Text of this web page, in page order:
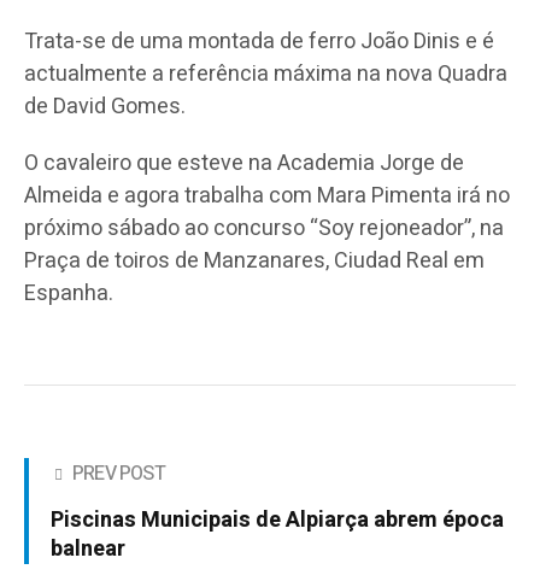
Trata-se de uma montada de ferro João Dinis e é
actualmente a referência máxima na nova Quadra
de David Gomes.
O cavaleiro que esteve na Academia Jorge de
Almeida e agora trabalha com Mara Pimenta irá no
próximo sábado ao concurso “Soy rejoneador”, na
Praça de toiros de Manzanares, Ciudad Real em
Espanha.
PREV POST
Piscinas Municipais de Alpiarça abrem época
balnear